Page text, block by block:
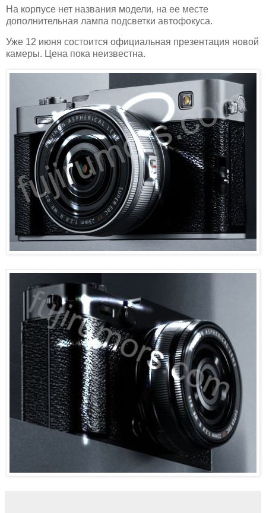
На корпусе нет названия модели, на ее месте
дополнительная лампа подсветки автофокуса.
Уже 12 июня состоится официальная презентация новой
камеры. Цена пока неизвестна.